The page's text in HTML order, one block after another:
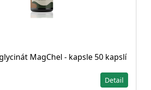
MagChel - kapsle 50 kapslí
Detail